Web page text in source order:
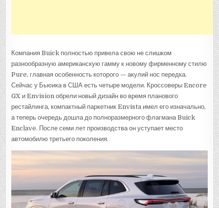
Компания Buick полностью привела свою не слишком
разнообразную американскую гамму к новому фирменному стилю
Pure, главная особенность которого — акулий нос передка.
Сейчас у Бьюика в США есть четыре модели. Кроссоверы Encore
GX и Envision обрели новый дизайн во время планового
рестайлинга, компактный паркетник Envista имел его изначально,
а теперь очередь дошла до полноразмерного флагмана Buick
Enclave. После семи лет производства он уступает место
автомобилю третьего поколения.